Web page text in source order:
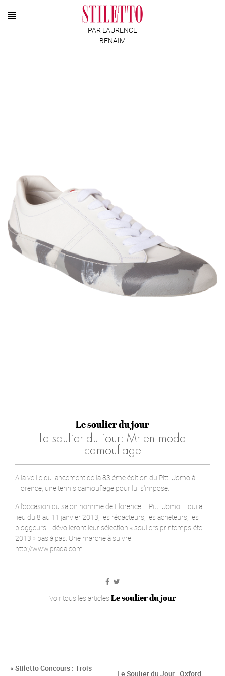
PAR LAURENCE
BENAIM
Le soulier du jour
Le soulier du jour: Mr en mode
camouflage
A la veille du lancement de la 83iéme édition du Pitti Uomo à
Florence, une tennis camouflage pour lui s'impose.
A l’occasion du salon homme de Florence – Pitti Uomo – qui a
lieu du 8 au 11 janvier 2013, les rédacteurs, les acheteurs, les
bloggeurs… dévoileront leur sélection « souliers printemps-été
2013 » pas à pas. Une marche à suivre.
http://www.prada.com
Voir tous les articles Le soulier du jour
« Stiletto Concours : Trois
Le Soulier du Jour : Oxford